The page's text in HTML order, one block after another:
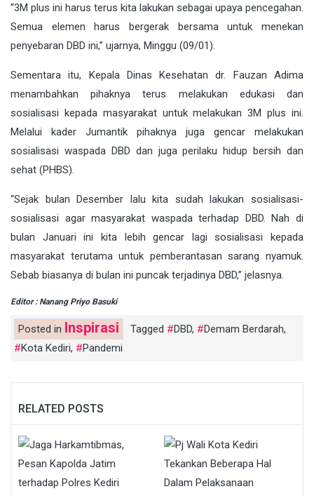
“3M plus ini harus terus kita lakukan sebagai upaya pencegahan.
Semua elemen harus bergerak bersama untuk menekan
penyebaran DBD ini,” ujarnya, Minggu (09/01).
Sementara itu, Kepala Dinas Kesehatan dr. Fauzan Adima
menambahkan pihaknya terus melakukan edukasi dan
sosialisasi kepada masyarakat untuk melakukan 3M plus ini.
Melalui kader Jumantik pihaknya juga gencar melakukan
sosialisasi waspada DBD dan juga perilaku hidup bersih dan
sehat (PHBS).
“Sejak bulan Desember lalu kita sudah lakukan sosialisasi-
sosialisasi agar masyarakat waspada terhadap DBD. Nah di
bulan Januari ini kita lebih gencar lagi sosialisasi kepada
masyarakat terutama untuk pemberantasan sarang nyamuk.
Sebab biasanya di bulan ini puncak terjadinya DBD,” jelasnya.
Editor : Nanang Priyo Basuki
Posted in Inspirasi Tagged DBD, Demam Berdarah,
Kota Kediri, Pandemi
RELATED POSTS